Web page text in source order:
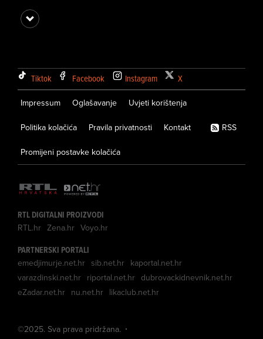
Tiktok Facebook Instagram X
Impressum Oglašavanje Uvjeti korištenja
Politika kolačića Pravila privatnosti Kontakt
Promijeni postavke kolačića
RSS
RTL DIGITALNI PROIZVODI
RTL.hr Zena.hr Voyo.hr
PARTNERSKI PORTALI
emedjimurje.net.hr sib.net.hr kaportal.net.hr
varazdinski.net.hr riportal.net.hr dubrovackidnevnik.net.hr
eZadar.net.hr nu.net.hr likaclub.net.hr
©2025. Sva prava pridržana.